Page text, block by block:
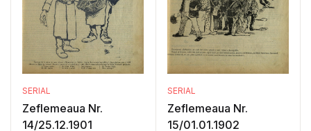
SERIAL
Zeflemeaua Nr.
14/25.12.1901
SERIAL
Zeflemeaua Nr.
15/01.01.1902